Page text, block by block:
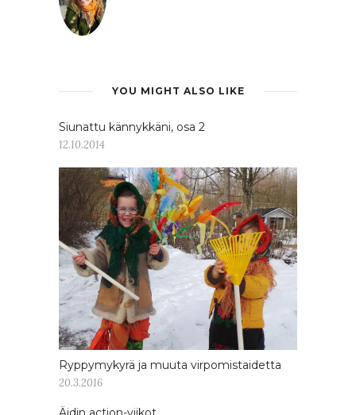
YOU MIGHT ALSO LIKE
Siunattu kännykkäni, osa 2
12.10.2014
Ryppymykyrä ja muuta virpomistaidetta
20.3.2016